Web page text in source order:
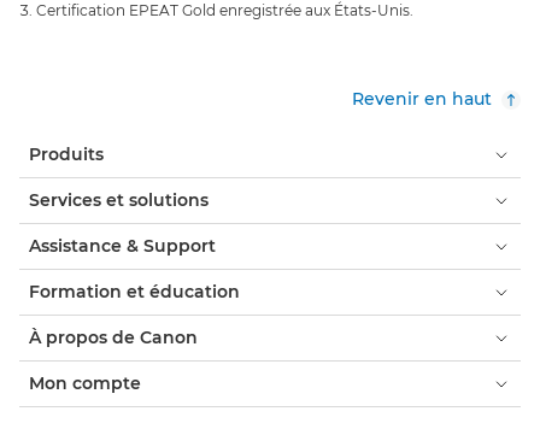
Certification EPEAT Gold enregistrée aux États-Unis.
Revenir en haut
Produits
Services et solutions
Assistance & Support
Formation et éducation
À propos de Canon
Mon compte